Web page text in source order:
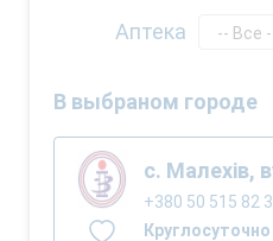
Аптека -- Все
В выбраном городе
с. Малехів,
+380 50 515 82
Круглосуточно